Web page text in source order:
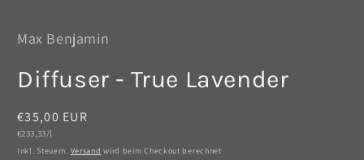
Modal
Max Benjamin
Diffuser - True Lavender
Normaler
Preis
€35,00 EUR
Grundpreis
€233,33/l
Inkl. Steuern. Versand wird beim Checkout berechnet